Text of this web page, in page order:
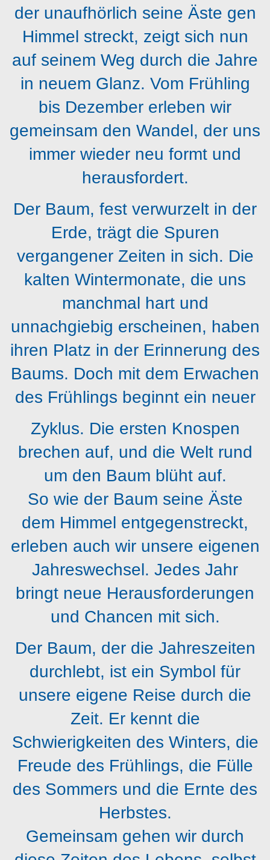
der unaufhörlich seine Äste gen
Himmel streckt, zeigt sich nun
auf seinem Weg durch die Jahre
in neuem Glanz. Vom Frühling
bis Dezember erleben wir
gemeinsam den Wandel, der uns
immer wieder neu formt und
herausfordert.
Der Baum, fest verwurzelt in der
Erde, trägt die Spuren
vergangener Zeiten in sich. Die
kalten Wintermonate, die uns
manchmal hart und
unnachgiebig erscheinen, haben
ihren Platz in der Erinnerung des
Baums. Doch mit dem Erwachen
des Frühlings beginnt ein neuer
Zyklus. Die ersten Knospen
brechen auf, und die Welt rund
um den Baum blüht auf.
So wie der Baum seine Äste
dem Himmel entgegenstreckt,
erleben auch wir unsere eigenen
Jahreswechsel. Jedes Jahr
bringt neue Herausforderungen
und Chancen mit sich.
Der Baum, der die Jahreszeiten
durchlebt, ist ein Symbol für
unsere eigene Reise durch die
Zeit. Er kennt die
Schwierigkeiten des Winters, die
Freude des Frühlings, die Fülle
des Sommers und die Ernte des
Herbstes.
Gemeinsam gehen wir durch